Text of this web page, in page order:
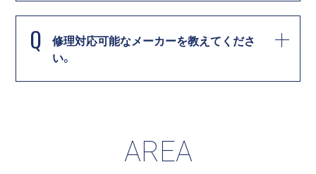
Q
修理対応可能なメーカーを教えてくださ
い。
AREA